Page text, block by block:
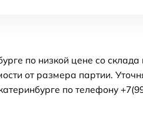
по низкой цене со
от размера партии.
по телефону